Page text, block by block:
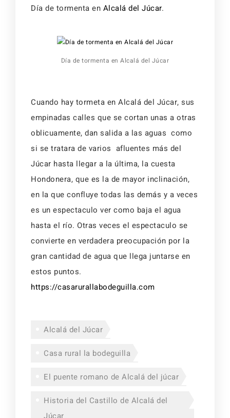
Alojamientos
Alojamientos
Día de tormenta en Alcalá del Júcar.
Día de tormenta en Alcalá del Júcar
Cuando hay tormeta en Alcalá del Júcar, sus
empinadas calles que se cortan unas a otras
oblicuamente, dan salida a las aguas como
si se tratara de varios afluentes más del
Júcar hasta llegar a la última, la cuesta
Hondonera, que es la de mayor inclinación,
en la que confluye todas las demás y a veces
es un espectaculo ver como baja el agua
hasta el río. Otras veces el espectaculo se
convierte en verdadera preocupación por la
gran cantidad de agua que llega juntarse en
estos puntos.
https://casarurallabodeguilla.com
Alcalá del Júcar
Casa rural la bodeguilla
El puente romano de Alcalá del júcar
Historia del Castillo de Alcalá del